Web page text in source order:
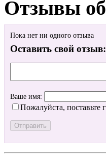
Отзывы об
Пока нет ни одного отзыва
Оставить свой отзыв:
Ваше имя:
Пожалуйста, поставьте